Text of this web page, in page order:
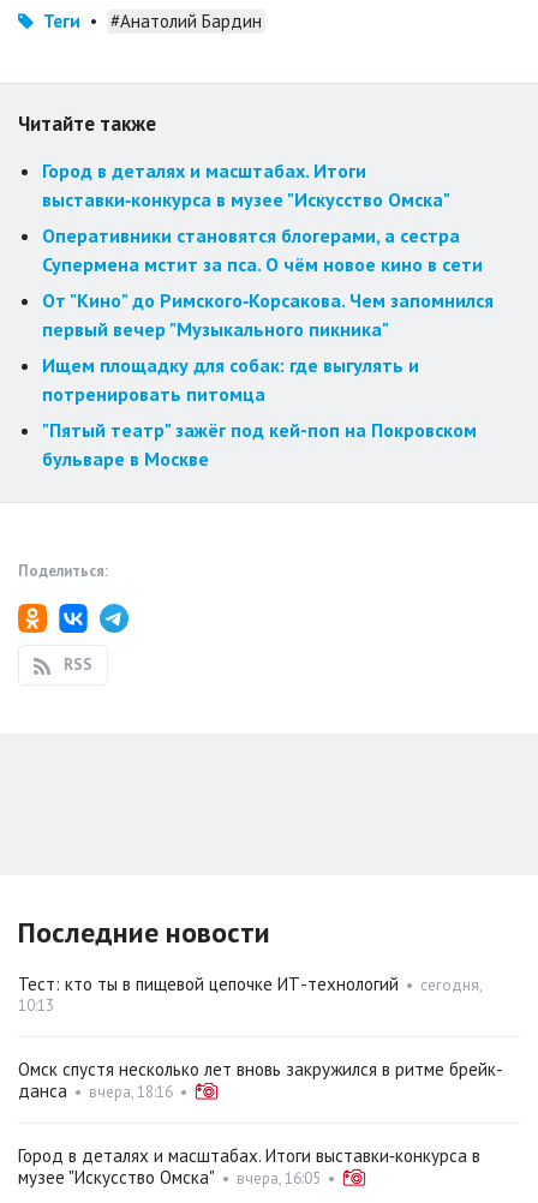
Теги • #Анатолий Бардин
Читайте также
Город в деталях и масштабах. Итоги
выставки‑конкурса в музее "Искусство Омска"
Оперативники становятся блогерами, а сестра
Супермена мстит за пса. О чём новое кино в сети
От "Кино" до Римского‑Корсакова. Чем запомнился
первый вечер "Музыкального пикника"
Ищем площадку для собак: где выгулять и
потренировать питомца
"Пятый театр" зажёг под кей-поп на Покровском
бульваре в Москве
Поделиться:
RSS
Последние новости
Тест: кто ты в пищевой цепочке ИТ-технологий • сегодня,
10:13
Омск спустя несколько лет вновь закружился в ритме брейк-
данса • вчера, 18:16 •
Город в деталях и масштабах. Итоги выставки‑конкурса в
музее "Искусство Омска" • вчера, 16:05 •